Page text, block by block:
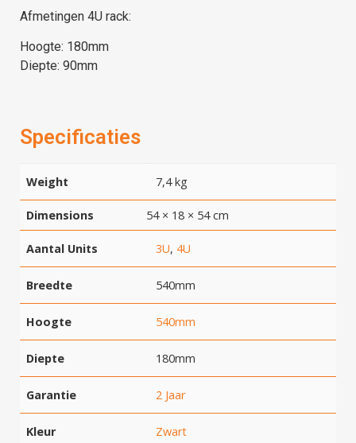
Afmetingen 4U rack:
Hoogte: 180mm
Diepte: 90mm
Specificaties
Weight 7,4 kg
Dimensions 54 × 18 × 54 cm
Aantal Units 3U, 4U
Breedte 540mm
Hoogte 540mm
Diepte 180mm
Garantie 2 Jaar
Kleur Zwart